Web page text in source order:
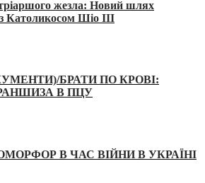
жезла: Новий шлях
Католикосом Шіо III
БРАТИ ПО КРОВІ:
В ПЦУ
В ЧАС ВІЙНИ В УКРАЇНІ